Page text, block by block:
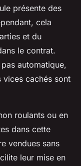
présente des
cela
et du
le contrat.
automatique,
vices cachés sont
roulants ou en
dans cette
vendues sans
leur mise en